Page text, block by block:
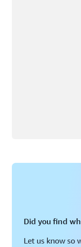
Did you find
Let us know so